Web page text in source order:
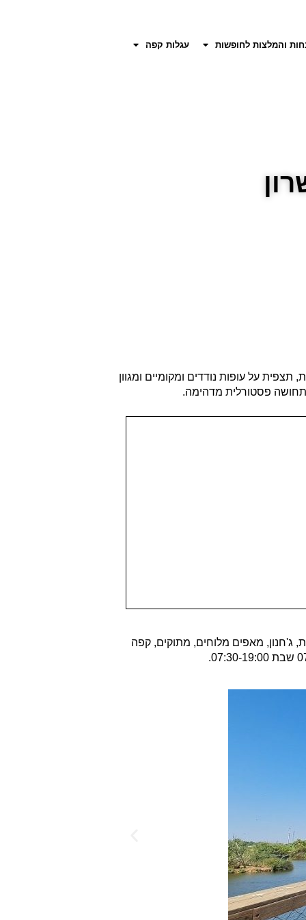
והמלצות לחופשות עגלות קפה
על עופות נודדים ומקומיים ומגוון
פסטורלית מדהימה.
ג'חנון, מאפים מלוחים, מתוקים, קפה